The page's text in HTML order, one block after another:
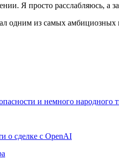
Я просто расслабляюсь, а
одним из самых
и немного народного
о сделке с OpenAI